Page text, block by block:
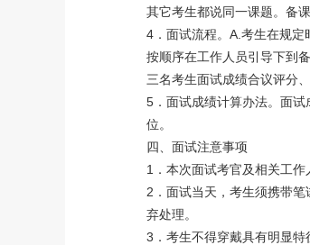
其它考生都说同一课题。备
4．面试流程。A.考生在规
按顺序在工作人员引导下到
三名考生面试成绩合议评分
5．面试成绩计算办法。面
位。
四、面试注意事项
1．本次面试考官及相关工作
2．面试当天，考生须携带
弃处理。
3．考生不得穿戴具有明显特